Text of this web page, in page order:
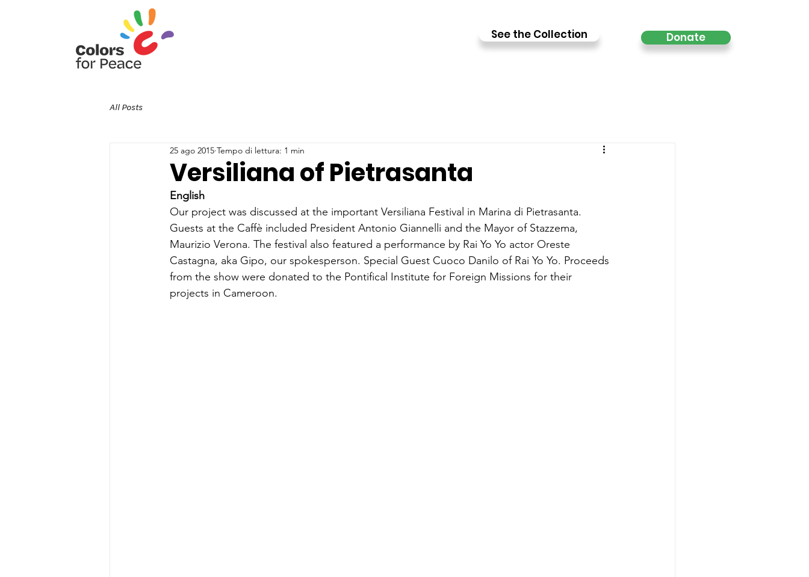
See the Collection Donate
All Posts
Versiliana of Pietrasanta
25 ago 2015 Tempo di lettura: 1 min
English
Our project was discussed at the important Versiliana Festival in Marina di Pietrasanta.
Guests at the Caffè included President Antonio Giannelli and the Mayor of Stazzema,
Maurizio Verona. The festival also featured a performance by Rai Yo Yo actor Oreste
Castagna, aka Gipo, our spokesperson. Special Guest Cuoco Danilo of Rai Yo Yo. Proceeds
from the show were donated to the Pontifical Institute for Foreign Missions for their
projects in Cameroon.